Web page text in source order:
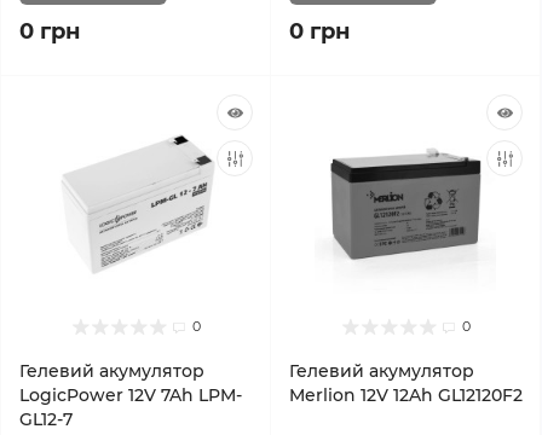
0 грн 0 грн
0
Гелевий акумулятор
LogicPower 12V 7Ah LPM-
GL12-7
0
Гелевий акумулятор
Merlion 12V 12Ah GL12120F2